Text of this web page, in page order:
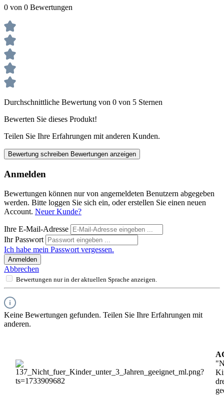
0 von 0 Bewertungen
Durchschnittliche Bewertung von 0 von 5 Sternen
Bewerten Sie dieses Produkt!
Teilen Sie Ihre Erfahrungen mit anderen Kunden.
Bewertung schreiben Bewertungen anzeigen
Anmelden
Bewertungen können nur von angemeldeten Benutzern abgegeben
werden. Bitte loggen Sie sich ein, oder erstellen Sie einen neuen
Account. Neuer Kunde?
Ihre E-Mail-Adresse
Ihr Passwort
Ich habe mein Passwort vergessen.
Anmelden
Abbrechen
Bewertungen nur in der aktuellen Sprache anzeigen.
Keine Bewertungen gefunden. Teilen Sie Ihre Erfahrungen mit
anderen.